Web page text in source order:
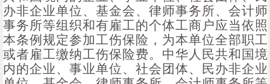
办非企业单位、基金会、律师事务所、会计师
事务所等组织和有雇工的个体工商户应当依照
本条例规定参加工伤保险，为本单位全部职工
或者雇工缴纳工伤保险费。中华人民共和国境
内的企业、事业单位、社会团体、民办非企业